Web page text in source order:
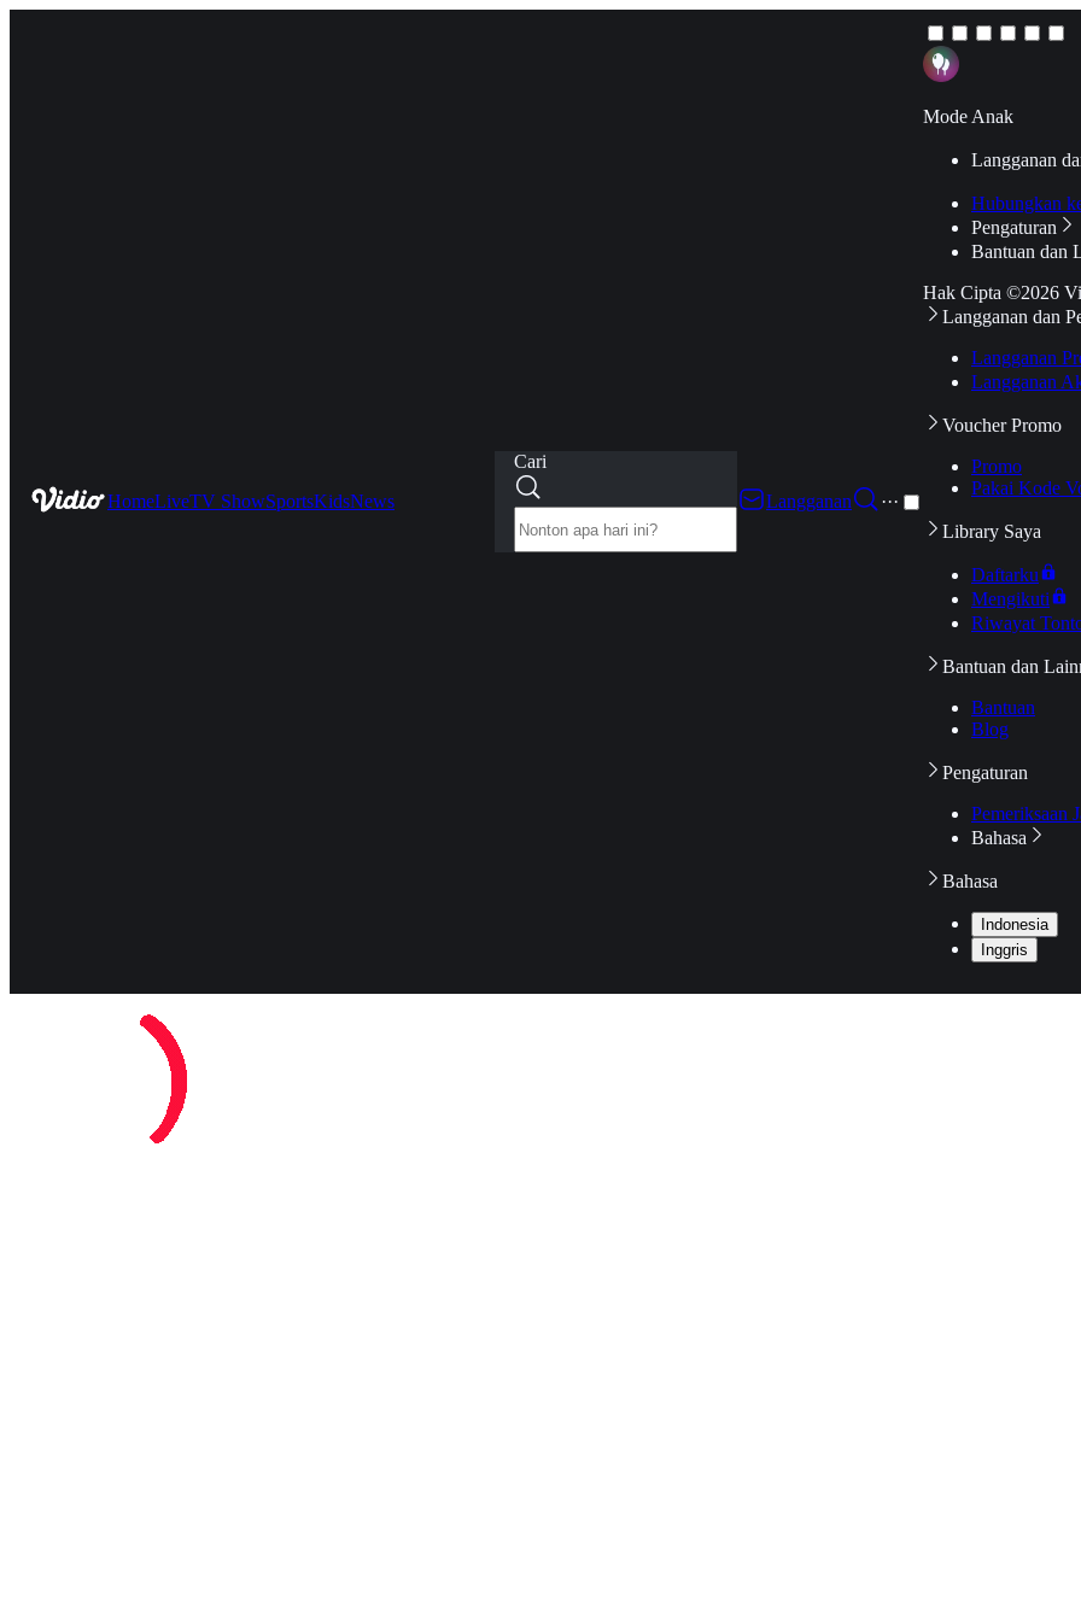
HomeLiveTV ShowSportsKidsNews
Cari
Langganan
···
Mode Anak
Langganan
Hubungkan
Pengaturan
Bantuan dan
Hak Cipta ©2026
Langganan dan
Langganan
Langganan
Voucher Promo
Promo
Pakai Kode
Library Saya
Daftarku
Mengikuti
Riwayat
Bantuan dan
Bantuan
Blog
Pengaturan
Pemeriksaan
Bahasa
Bahasa
Indonesia
Inggris